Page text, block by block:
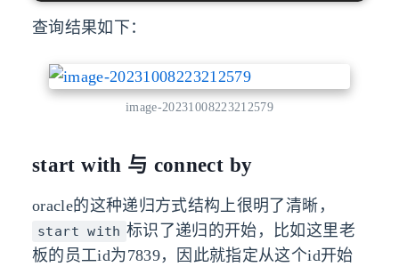
查询结果如下：
image-20231008223212579
start with 与 connect by
oracle的这种递归方式结构上很明了清晰，
start with 标识了递归的开始，比如这里老
板的员工id为7839，因此就指定从这个id开始